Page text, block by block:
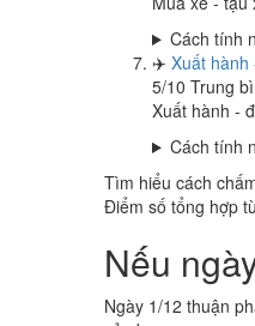
Cách tính
✈️ Xuất hành
5/10 Trung
Xuất hành -
Cách tính
Tìm hiểu cách
Điểm số tổng hợp
Nếu
Ngày 1/12 thuận